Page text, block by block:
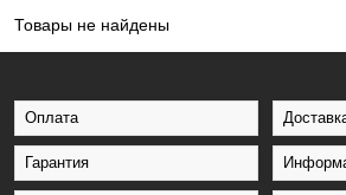
Товары не найдены
Оплата
Гарантия